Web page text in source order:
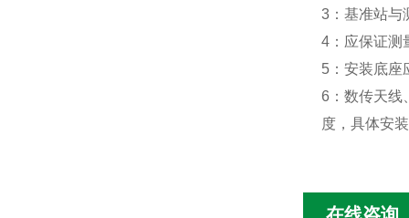
3：基准站与
4：应保证测
5：安装底座
6：数传天线
度，具体安